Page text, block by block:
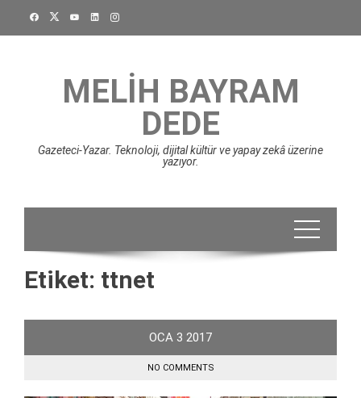
MELIH BAYRAM
DEDE
Gazeteci-Yazar. Teknoloji, dijital kültür ve yapay zekâ üzerine
yazıyor.
Etiket: ttnet
OCA 3 2017
NO COMMENTS